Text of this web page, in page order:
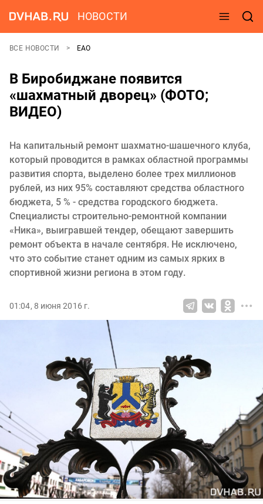
НОВОСТИ
ВСЕ НОВОСТИ ЕАО
В Биробиджане появится
«шахматный дворец» (ФОТО;
ВИДЕО)
На капитальный ремонт шахматно-шашечного клуба,
который проводится в рамках областной программы
развития спорта, выделено более трех миллионов
рублей, из них 95% составляют средства областного
бюджета, 5 % - средства городского бюджета.
Специалисты строительно-ремонтной компании
«Ника», выигравшей тендер, обещают завершить
ремонт объекта в начале сентября. Не исключено,
что это событие станет одним из самых ярких в
спортивной жизни региона в этом году.
01:04, 8 июня 2016 г.